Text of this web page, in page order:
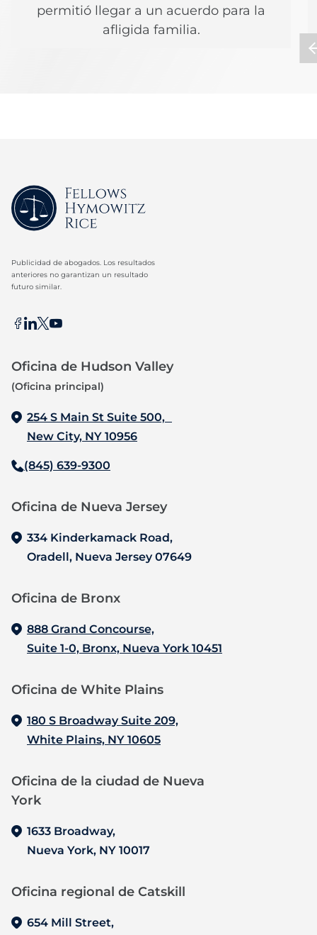
permitió llegar a un acuerdo para la
afligida familia.
Publicidad de abogados. Los resultados
anteriores no garantizan un resultado
futuro similar.
Oficina de Hudson Valley
(Oficina principal)
254 S Main St Suite 500,
New City, NY 10956
(845) 639-9300
Oficina de Nueva Jersey‍
334 Kinderkamack Road,
Oradell, Nueva Jersey 07649
Oficina de Bronx‍
888 Grand Concourse,
Suite 1-0, Bronx, Nueva York 10451
Oficina de White Plains
180 S Broadway Suite 209,
White Plains, NY 10605
Oficina de la ciudad de Nueva
York
1633 Broadway,
Nueva York, NY 10017
Oficina regional de Catskill
654 Mill Street,